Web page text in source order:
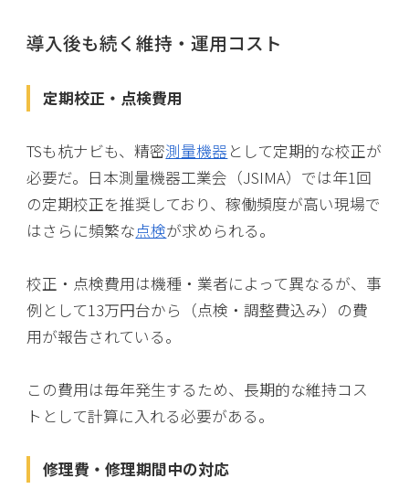
導入後も続く維持・運用コスト
定期校正・点検費用
TSも杭ナビも、精密測量機器 として定期的な校正が
必要だ。日本測量機器工業会（JSIMA）では年1回
の定期校正を推奨しており、稼働頻度が高い現場で
はさらに頻繁な点検が求められる。
校正・点検費用は機種・業者によって異なるが、事
例として13万円台から（点検・調整費込み）の費
用が報告されている。
この費用は毎年発生するため、長期的な維持コス
トとして計算に入れる必要がある。
修理費・修理期間中の対応